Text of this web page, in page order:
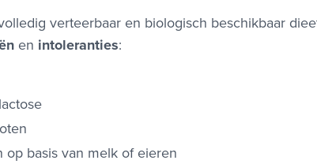
verteerbaar en biologisch beschikbaar
en intoleranties:
basis van melk of eieren